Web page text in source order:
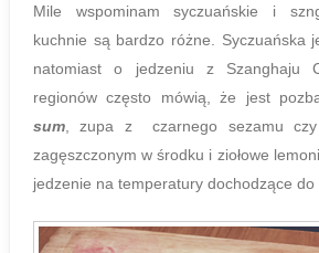
Mile wspominam syczuańskie i
kuchnie są bardzo różne. Syczuańska
natomiast o jedzeniu z Szanghaju
regionów często mówią, że jest
sum , zupa z czarnego sezamu
zagęszczonym w środku i ziołowe
jedzenie na temperatury dochodzące do